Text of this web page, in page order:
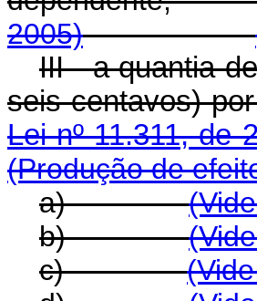
2005)
III - a quantia
seis
Lei nº 11.311, de
(Produção de
a)
b)
c)